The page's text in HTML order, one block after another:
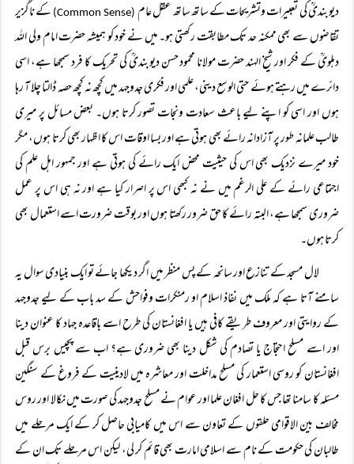
دیوبندیؒ کی تعبیرات وتشریحات کے ساتھ ساتھ عقل عام(Common Sense)
کے ناگزیر
تقاضوں سے بھی ممکنہ حد تک مطابقت رکھتی ہو۔ میں نے خود کو ہمیشہ حضرت امام ولی اللہ
دہلویؒ کے فکر اور شیخ الہند حضرت مولانا محمود حسن دیوبندیؒ کی تحریک کا فرد سمجھا ہے، اسی
دائرے میں رہتے ہوئے حتی الوسع دینی، علمی اور فکری جدوجہد میں کچھ نہ کچھ حصہ ڈالتا چلا آ رہا
ہوں اور اسی کو اپنے لیے باعث سعادت ونجات تصور کرتا ہوں۔ بعض مسائل پر میری
طالب علمانہ طور پر آزادانہ رائے بھی ہوتی ہے اور بسا اوقات اس کا اظہار بھی کرتا ہوں، مگر
خود میرے نزدیک بھی اس کی حیثیت محض ایک رائے کی ہوتی ہے اور جمہور اہل علم کی
اجتماعی رائے کے علی الرغم میں نے نہ کبھی اس پر اصرار کیا ہے اور نہ ہی اس پر عمل
ضروری سمجھا ہے، البتہ رائے کا حق ضرور رکھتا ہوں اور بوقت ضرورت اسے استعمال بھی
کرتا ہوں۔
لال مسجد کے تنازع اور سانحہ کے پس منظر میں اگر دیکھا جائے تو ایک بنیادی سوال یہ
سامنے آتا ہے کہ ملک میں نفاذ اسلام او رمنکرات وفواحش کے سد باب کے لیے جدوجہد
کے روایتی اور معروف طریقے کافی ہیں یا افغانستان کی طرح اسے باقاعدہ جہاد کا عنوان دینا
اور اسے مسلح احتجاج یا تصادم کی شکل دینا بھی ضروری ہے؟ اب سے پچیس برس قبل
افغانستان کو روسی استعمار کی مسلح مداخلت اور معاشرہ میں لادینیت کے فروغ کے سنگین
مسئلہ کا سامنا تھا جس کا حل افغان علما اور عوام نے مسلح جدوجہد کی صورت میں نکالا اور روس
مخالف بین الاقوامی حلقوں کے تعاون سے اس میں کامیابی حاصل کر کے ایک مرحلے میں
طالبان کی حکومت کے نام سے اسلامی امارت بھی قائم کر لی، لیکن اس مرحلے تک ان کے